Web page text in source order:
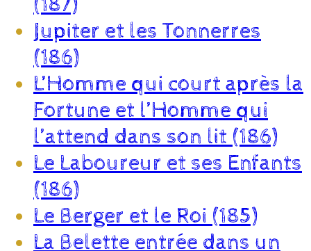
Jupiter et les Tonnerres
(186)
L’Homme qui court après la
Fortune et l’Homme qui
l’attend dans son lit (186)
Le Laboureur et ses Enfants
(186)
Le Berger et le Roi (185)
La Belette entrée dans un